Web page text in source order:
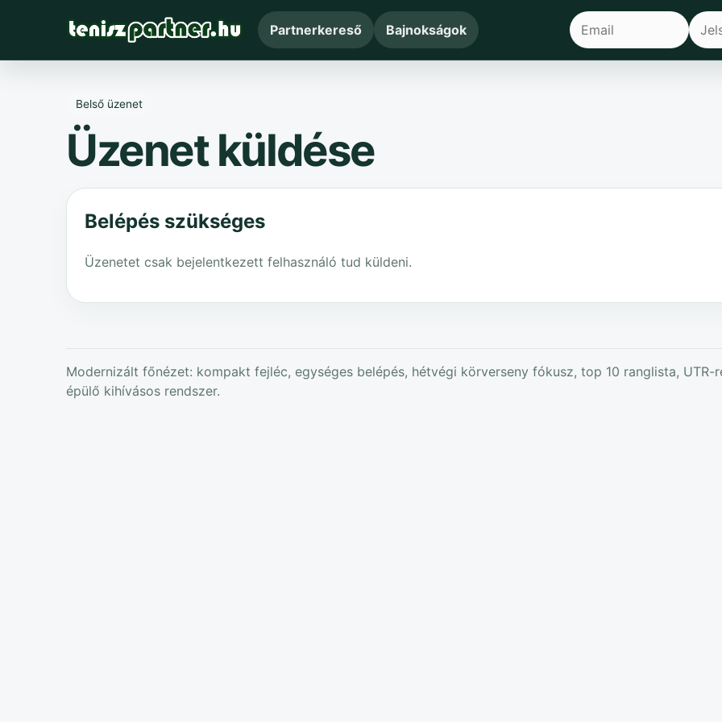
Partnerkereső Bajnokságok
Belső üzenet
Üzenet küldése
Belépés szükséges
Üzenetet csak bejelentkezett felhasználó tud küldeni.
Modernizált főnézet: kompakt fejléc, egységes belépés, hétvégi körverseny fókusz, top 10 ranglista,
épülő kihívásos rendszer.